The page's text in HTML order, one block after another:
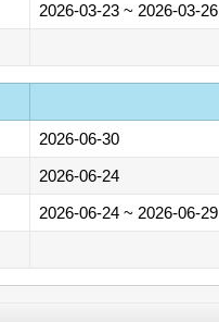
2026-03-23 ~ 2026-03-26
2026-06-30
2026-06-24
2026-06-24 ~ 2026-06-29